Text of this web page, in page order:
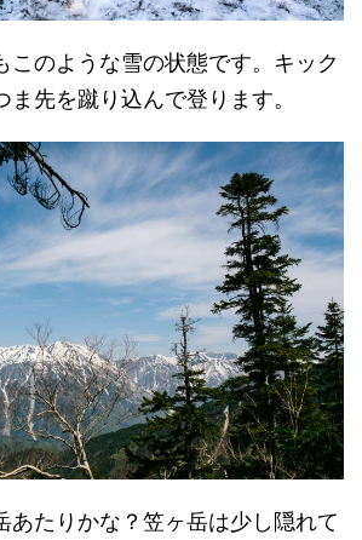
このような雪の状態です。キック
ま先を蹴り込んで登ります。
あたりかな？笠ヶ岳は少し隠れて